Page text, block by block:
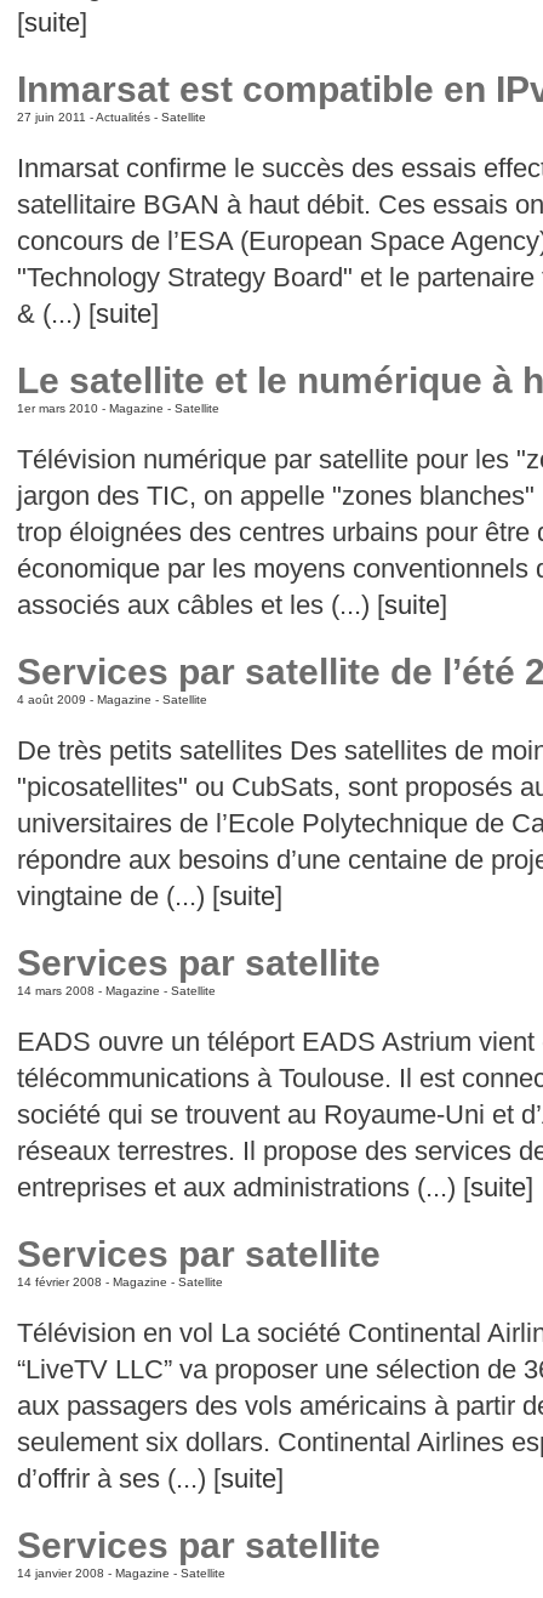
[suite]
Inmarsat est compatible en
27 juin 2011 -Actualités- Satellite
Inmarsat confirme le succès des essais
satellitaire BGAN à haut débit. Ces essais
concours de l’ESA (European Space
"Technology Strategy Board" et le
& (...) [suite]
Le satellite et le numérique à
1er mars 2010 - Magazine - Satellite
Télévision numérique par satellite pour les
jargon des TIC, on appelle "zones
trop éloignées des centres urbains pour être
économique par les moyens conventionnels
associés aux câbles et les (...) [suite]
Services par satellite de l’été
4 août 2009 - Magazine - Satellite
De très petits satellites Des satellites de
"picosatellites" ou CubSats, sont proposés
universitaires de l’Ecole Polytechnique de
répondre aux besoins d’une centaine de
vingtaine de (...) [suite]
Services par satellite
14 mars 2008 - Magazine - Satellite
EADS ouvre un téléport EADS Astrium vient
télécommunications à Toulouse. Il est
société qui se trouvent au Royaume-Uni et
réseaux terrestres. Il propose des services
entreprises et aux administrations (...) [suite]
Services par satellite
14 février 2008 - Magazine - Satellite
Télévision en vol La société Continental
“LiveTV LLC” va proposer une sélection de
aux passagers des vols américains à partir
seulement six dollars. Continental Airlines
d’offrir à ses (...) [suite]
Services par satellite
14 janvier 2008 - Magazine - Satellite